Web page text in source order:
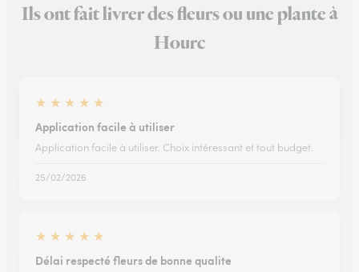
Ils ont fait livrer des fleurs ou une plante à
Hourc
★ ★ ★ ★ ★
Application facile à utiliser
Application facile à utiliser. Choix intéressant et tout budget.
25/02/2026
★ ★ ★ ★ ★
Délai respecté fleurs de bonne qualite